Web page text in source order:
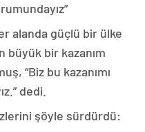
alanda güçlü bir ülke
büyük bir kazanım
“Biz bu kazanımı
dedi.
şöyle sürdürdü: